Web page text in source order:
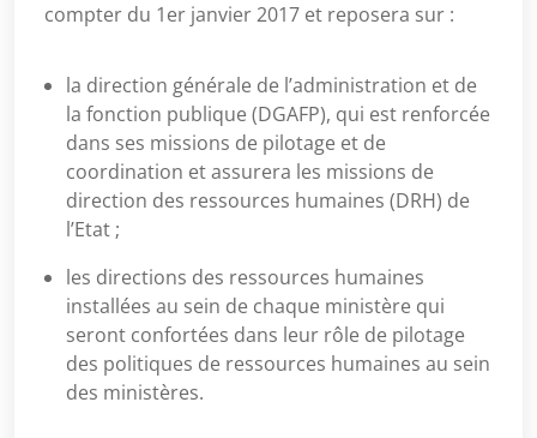
compter du 1er janvier 2017 et reposera sur :
la direction générale de l’administration et de
la fonction publique (DGAFP), qui est renforcée
dans ses missions de pilotage et de
coordination et assurera les missions de
direction des ressources humaines (DRH) de
l’Etat ;
les directions des ressources humaines
installées au sein de chaque ministère qui
seront confortées dans leur rôle de pilotage
des politiques de ressources humaines au sein
des ministères.